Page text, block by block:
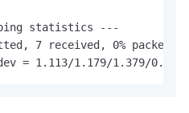
statistics ---
7 received, 0% packet
= 1.113/1.179/1.379/0.086